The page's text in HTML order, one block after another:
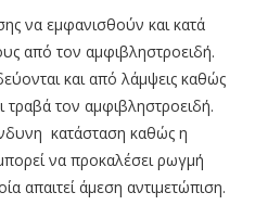
να εμφανισθούν και κατά
από τον αμφιβληστροειδή.
και από λάμψεις καθώς
τον αμφιβληστροειδή.
κατάσταση καθώς η
να προκαλέσει ρωγμή
απαιτεί άμεση αντιμετώπιση.